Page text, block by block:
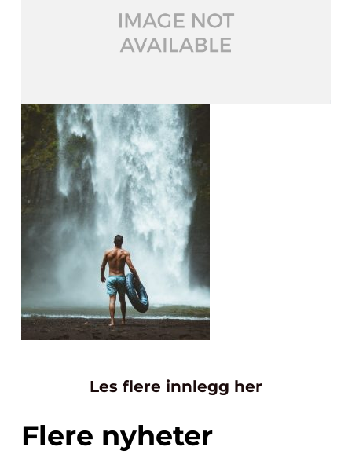
Les flere innlegg her
Flere nyheter